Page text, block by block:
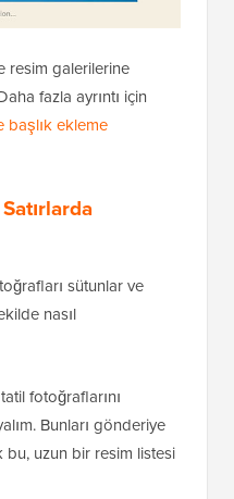
resim galerilerine
fazla ayrıntı için
başlık ekleme
sütunlar ve
nasıl
fotoğraflarını
Bunları gönderiye
uzun bir resim listesi